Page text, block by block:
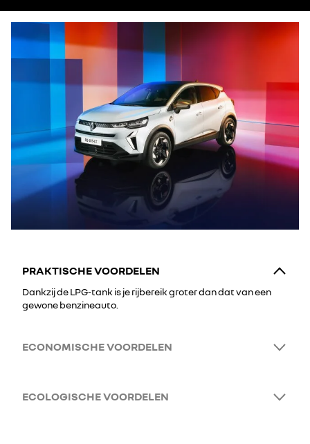
PRAKTISCHE VOORDELEN
Dankzij de LPG-tank is je rijbereik groter dan dat van een
gewone benzineauto.
ECONOMISCHE VOORDELEN
ECOLOGISCHE VOORDELEN